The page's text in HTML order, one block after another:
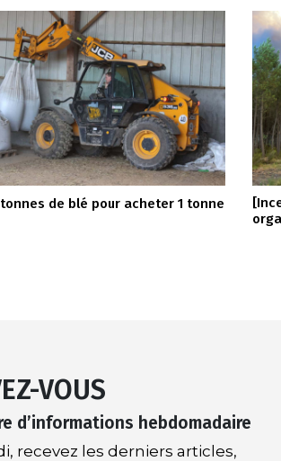
de blé pour acheter 1 tonne
VOUS
d’informations hebdomadaire
recevez les derniers articles,